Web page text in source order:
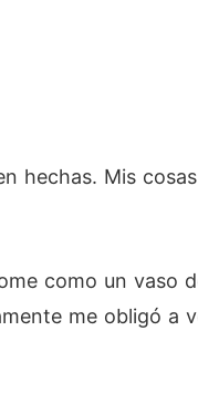
hechas. Mis
como un
me obligó